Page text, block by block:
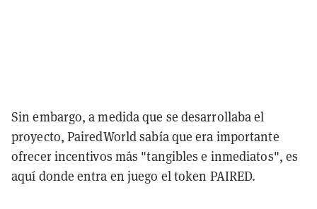
Sin embargo, a medida que se desarrollaba el
proyecto, PairedWorld sabía que era importante
ofrecer incentivos más "tangibles e inmediatos", es
aquí donde entra en juego el token PAIRED.